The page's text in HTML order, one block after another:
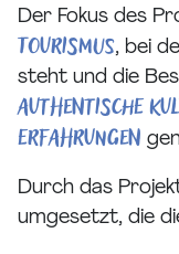
Der Fokus des
Tourismus, bei
steht und die
authentische
Erfahrungen
Durch das
umgesetzt, die